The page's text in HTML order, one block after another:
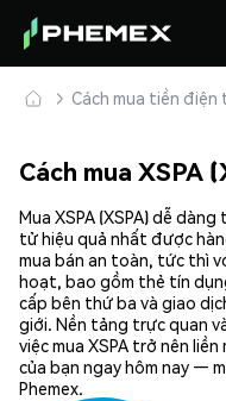
Cách mua tiền điện
Cách mua XSPA
Mua XSPA (XSPA) dễ
tử hiệu quả nhất được
mua bán an toàn, tức thì
hoạt, bao gồm thẻ tín
cấp bên thứ ba và giao
giới. Nền tảng trực quan
việc mua XSPA trở nên
của bạn ngay hôm nay —
Phemex.